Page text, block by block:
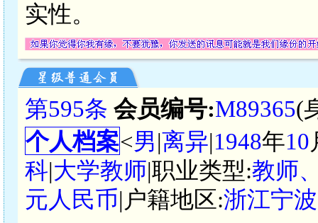
实性。
第595条 会员编号:M89365(
个人档案<男|离异|1948年10
科|大学教师|职业类型:教师
元人民币|户籍地区:浙江宁波